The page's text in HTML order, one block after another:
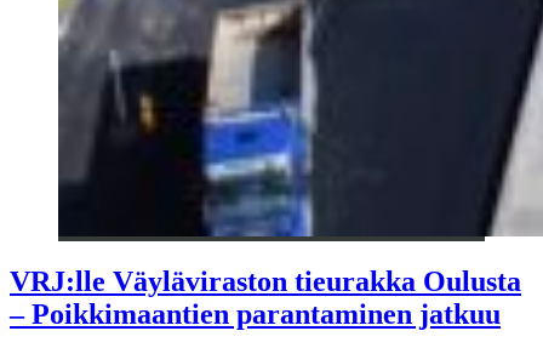
VRJ:lle Väyläviraston tieurakka Oulusta
– Poikkimaantien parantaminen jatkuu